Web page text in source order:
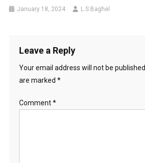
January 18, 2024 L.S Baghel
Leave a Reply
Your email address will not be published.
are marked *
Comment*